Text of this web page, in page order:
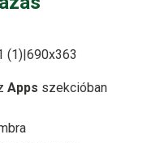
Apps szekcióban